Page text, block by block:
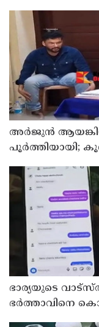
അര്‍ജുന്‍
പൂര്‍ത്തിയായി;
ഭാര്യയുടെ
ഭര്‍ത്താവിനെ